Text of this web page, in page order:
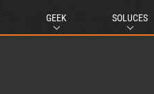
GEEK SOLUCES